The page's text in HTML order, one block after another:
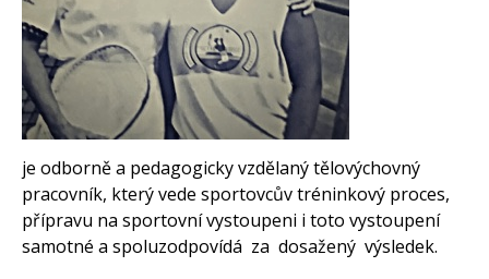
846
web:
http://www.tenisovask
ola.net
e-mail:
znam.cz
areál Sank Běchovice –
Na Korunce 580/580,
190 11 Praha-
je odborně a pedagogicky vzdělaný tělovýchovný
pracovník, který vede sportovcův tréninkový proces,
přípravu na sportovní vystoupeni i toto vystoupení
samotné a spoluzodpovídá za dosažený výsledek.